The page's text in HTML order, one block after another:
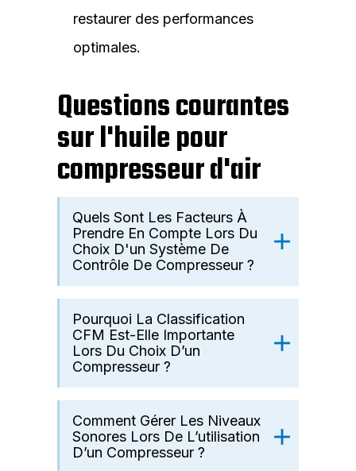
restaurer des performances
optimales.
Questions courantes
sur l'huile pour
compresseur d'air
Quels Sont Les Facteurs À
Prendre En Compte Lors Du
Choix D'un Système De
Contrôle De Compresseur ?
Pourquoi La Classification
CFM Est-Elle Importante
Lors Du Choix D’un
Compresseur ?
Comment Gérer Les Niveaux
Sonores Lors De L’utilisation
D’un Compresseur ?